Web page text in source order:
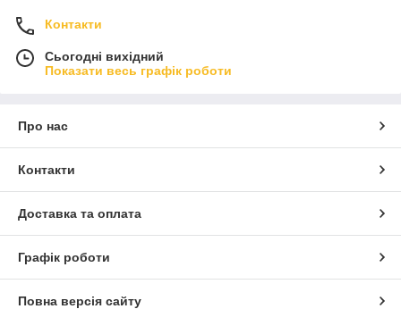
Контакти
Сьогодні вихідний
Показати весь графік роботи
Про нас
Контакти
Доставка та оплата
Графік роботи
Повна версія сайту